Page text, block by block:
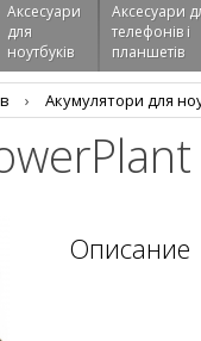
Аксесуари
для
ноутбуків
Аксеcуари
телефонів і
планшетів
› Aкумулятори для
Описание